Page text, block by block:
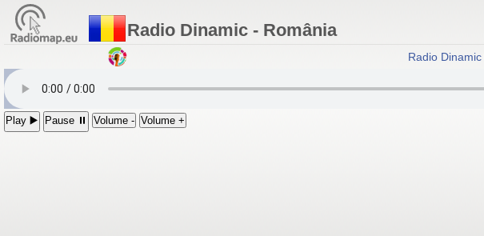
Radio Dinamic - România
Radio Dinamic
Play ▶️ Pause ⏸ Volume - Volume +